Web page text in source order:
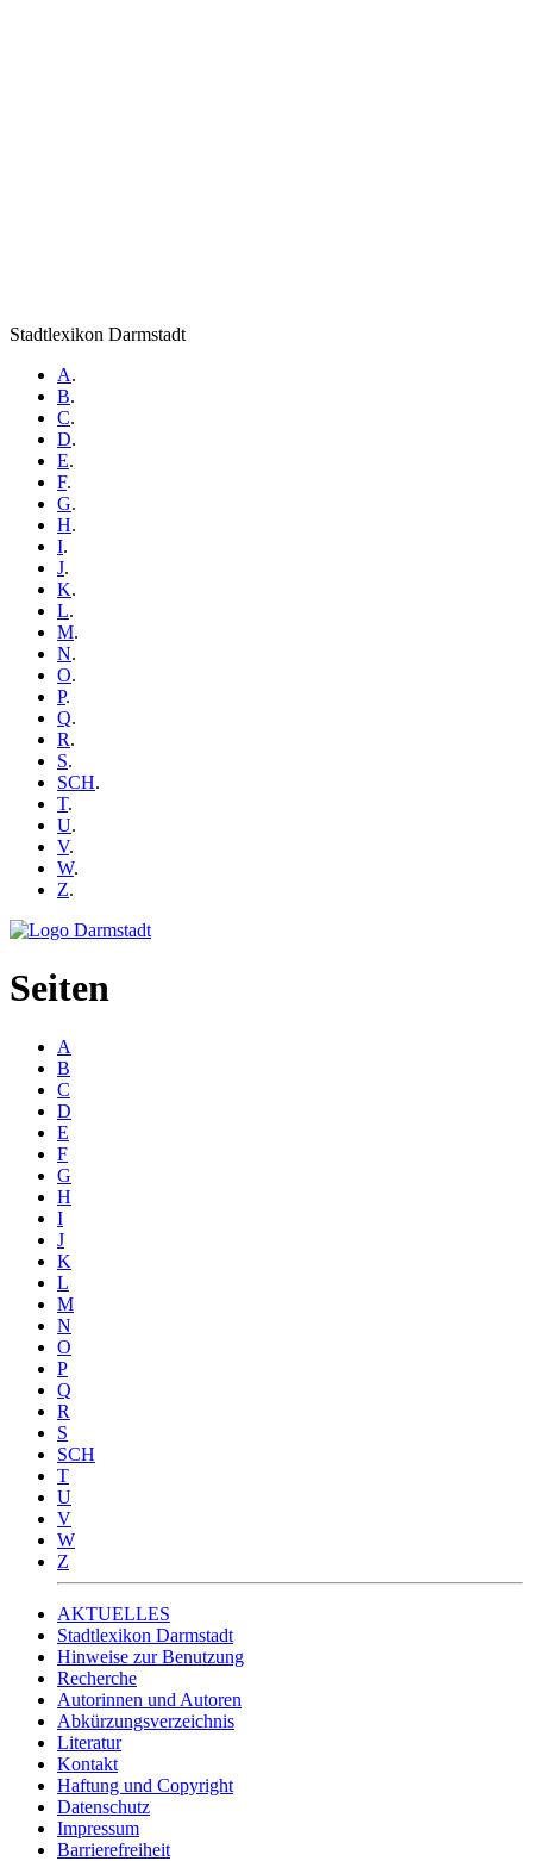
Stadtlexikon Darmstadt
A.
B.
C.
D.
E.
F.
G.
H.
I.
J.
K.
L.
M.
N.
O.
P.
Q.
R.
S.
SCH.
T.
U.
V.
W.
Z.
Seiten
A
B
C
D
E
F
G
H
I
J
K
L
M
N
O
P
Q
R
S
SCH
T
U
V
W
Z
AKTUELLES
Stadtlexikon Darmstadt
Hinweise zur Benutzung
Recherche
Autorinnen und Autoren
Abkürzungsverzeichnis
Literatur
Kontakt
Haftung und Copyright
Datenschutz
Impressum
Barrierefreiheit